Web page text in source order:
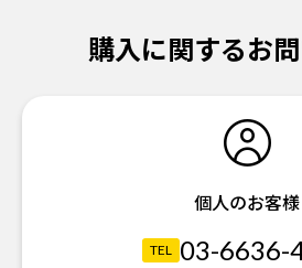
購入に関するお
個人のお客様
TEL 03-6636-